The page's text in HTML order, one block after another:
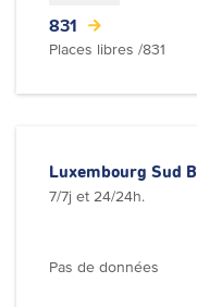
831
Places libres /831
Luxembourg Sud B
7/7j et 24/24h.
Pas de données